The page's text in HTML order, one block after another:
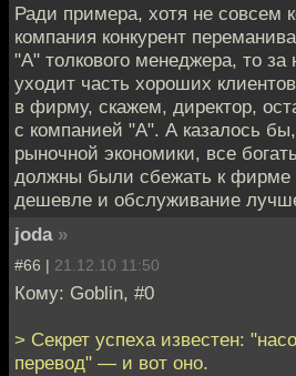
Ради примера, хотя не совсем
компания конкурент
"А" толкового менеджера, то
уходит часть хороших
в фирму, скажем, директор,
с компанией "А". А казалось
рыночной экономики, все
должны были сбежать к фирме
дешевле и обслуживание
joda »
#66 | 21.12.10 11:50
Кому: Goblin, #0
> Секрет успеха известен:
перевод" — и вот оно.